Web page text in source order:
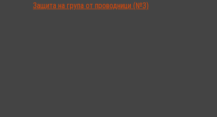
Защита на група от проводници (№3)